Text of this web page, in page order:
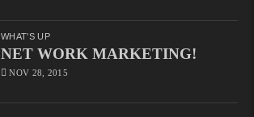
WHAT'S UP
NET WORK MARKETING!
NOV 28, 2015